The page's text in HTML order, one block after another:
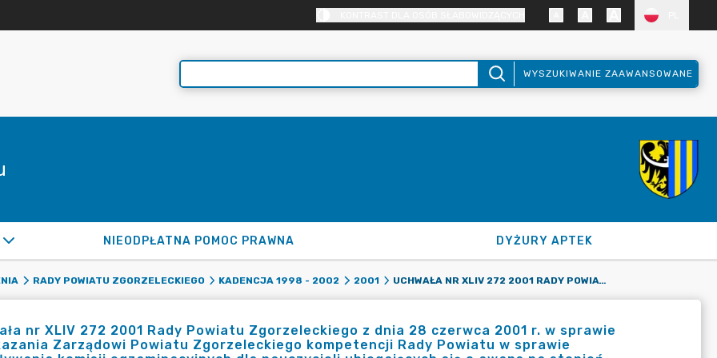
WYSZUKIWANIE ZAAWANSOWANE
NIEODPŁATNA POMOC PRAWNA DYŻURY APTEK
RADY POWIATU ZGORZELECKIEGO KADENCJA 1998 - 2002 2001 UCHWAŁA NR XLIV 272 2001 RADY POWIATU ZGORZELECKIEGO Z DNIA 28 CZERWCA 2001 R. W SPRAWIE PRZEKAZANIA ZARZĄDOWI POWIATU ZGORZELECKIEGO KOMPETENCJI RADY POWIATU W SPRAWIE POWOŁYWANIA KOMISJI EGZAMINACYJNYCH DLA NAUCZYCIELI UBIEGAJĄCYCH SIĘ O AWANS NA STOPIEŃ NAUCZYCIELA MIANOWANEGO.
nr XLIV 272 2001 Rady Powiatu Zgorzeleckiego z dnia 28 czerwca 2001 r. w sprawie
Zarządowi Powiatu Zgorzeleckiego kompetencji Rady Powiatu w sprawie